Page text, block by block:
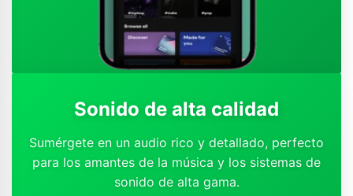
Sonido de alta calidad
Sumérgete en un audio rico y detallado, perfecto
para los amantes de la música y los sistemas de
sonido de alta gama.